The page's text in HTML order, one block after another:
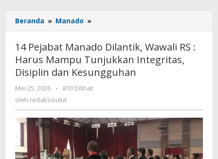
Beranda » Manado »
Pejabat
Manado
Dilantik,
Wawali
RS
Tunjukkan
Integritas,
Disiplin
dan
Kesungguhan
14 Pejabat Manado Dilantik, Wawali RS :
Harus Mampu Tunjukkan Integritas,
Disiplin dan Kesungguhan
Mei 25, 2026
oleh
redaksisulut
-
810 Dilihat
oleh redaksisulut